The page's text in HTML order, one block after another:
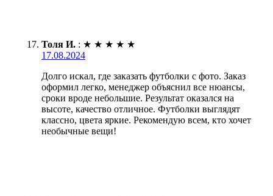
Толя И. : ★ ★ ★ ★ ★
17.08.2024
Долго искал, где заказать футболки с фото. Заказ
оформил легко, менеджер объяснил все нюансы,
сроки вроде небольшие. Результат оказался на
высоте, качество отличное. Футболки выглядят
классно, цвета яркие. Рекомендую всем, кто хочет
необычные вещи!